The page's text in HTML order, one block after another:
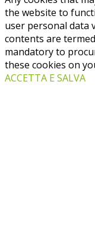
the website to
user personal data
contents are
mandatory to
these cookies on
ACCETTA E SALVA